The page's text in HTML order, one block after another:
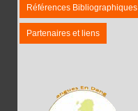
Références Bibliographiques
Partenaires et liens